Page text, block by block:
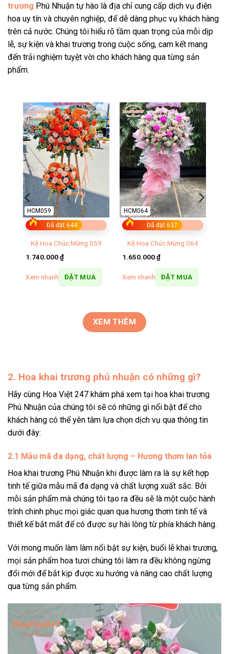
trương Phú Nhuận tự hào là địa chỉ cung cấp dịch vụ điện
hoa uy tín và chuyên nghiệp, để dễ dàng phục vụ khách hàng
trên cả nước. Chúng tôi hiểu rõ tầm quan trọng của mỗi dịp
lễ, sự kiện và khai trương trong cuộc sống, cam kết mang
đến trải nghiệm tuyệt vời cho khách hàng qua từng sản
phẩm.
Đã đặt 644
HCM059
Kệ Hoa Chúc Mừng 059
1.740.000₫
Xem nhanh ĐẶT MUA
Đã đặt 637
HCM064
Kệ Hoa Chúc Mừng 064
1.650.000₫
Xem nhanh ĐẶT MUA
XEM THÊM
2. Hoa khai trương phú nhuận có những gì?
Hãy cùng Hoa Việt 247 khám phá xem tại hoa khai trương
Phú Nhuận của chúng tôi sẽ có những gì nổi bật để cho
khách hàng có thể yên tâm lựa chọn dịch vụ qua thông tin
dưới đây:
2.1 Mẫu mã đa dạng, chất lượng – Hương thơm lan tỏa
Hoa khai trương Phú Nhuận khi được làm ra là sự kết hợp
tinh tế giữa mẫu mã đa dạng và chất lượng xuất sắc. Bởi
mỗi sản phẩm mà chúng tôi tạo ra đều sẽ là một cuộc hành
trình chinh phục mọi giác quan qua hương thơm tinh tế và
thiết kế bắt mắt để có được sự hài lòng từ phía khách hàng.
Với mong muốn làm làm nổi bật sự kiện, buổi lễ khai trương,
mọi sản phẩm hoa tươi chúng tôi làm ra đều không ngừng
đổi mới để bắt kịp được xu hướng và nâng cao chất lượng
qua từng sản phẩm.